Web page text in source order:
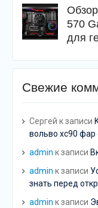
570
для
Свежие
Сергей к записи
вольво хс90 фар
admin к записи
admin к записи
знать перед
admin к записи